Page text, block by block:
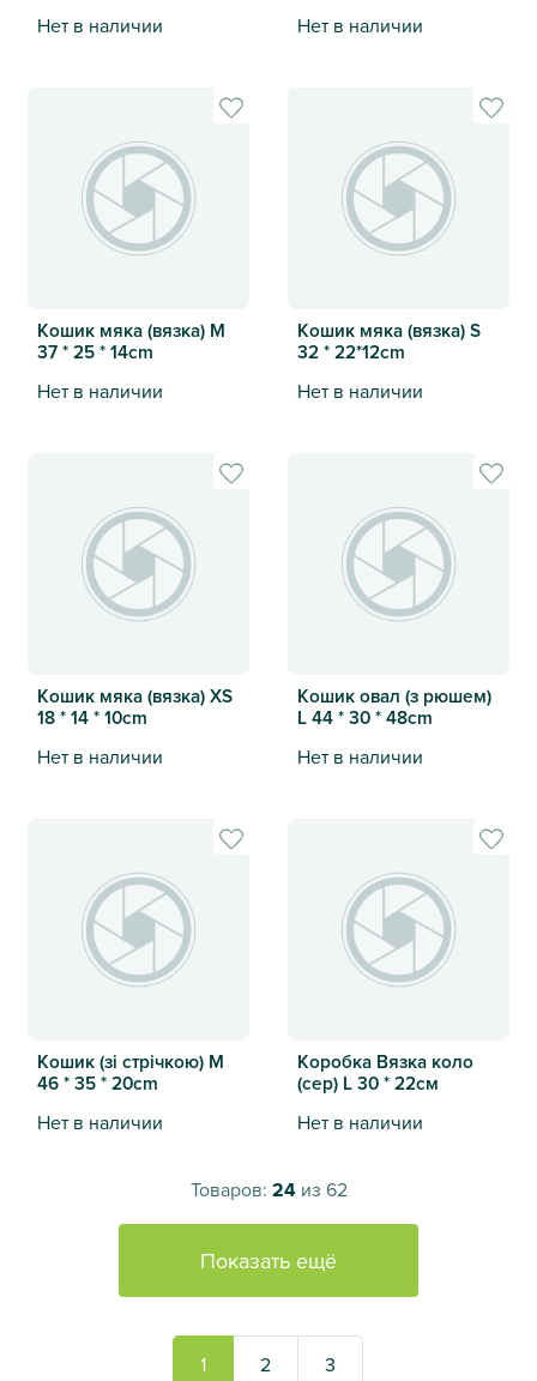
Нет в наличии
Нет в наличии
Кошик мяка (вязка) M
37 * 25 * 14cm
Нет в наличии
Кошик мяка (вязка) S
32 * 22*12cm
Нет в наличии
Кошик мяка (вязка) XS
18 * 14 * 10cm
Нет в наличии
Кошик овал (з рюшем)
L 44 * 30 * 48cm
Нет в наличии
Кошик (зі стрічкою) M
46 * 35 * 20cm
Нет в наличии
Коробка Вязка коло
(сер) L 30 * 22см
Нет в наличии
Товаров: 24из 62
Показать ещё
1 2 3